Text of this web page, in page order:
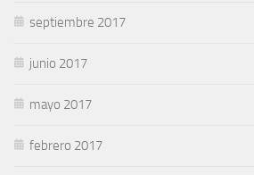
septiembre 2017
junio 2017
mayo 2017
febrero 2017